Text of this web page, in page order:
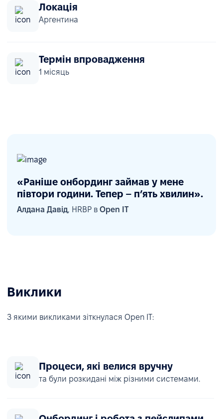
Локація
Аргентина
Термін впровадження
1 місяць
«Раніше онбординг займав у мене
півтори години. Тепер – п’ять хвилин».
Алдана Давід, HRBP в Open IT
Виклики
З якими викликами зіткнулася Open IT:
Процеси, які велися вручну
та були розкидані між різними системами.